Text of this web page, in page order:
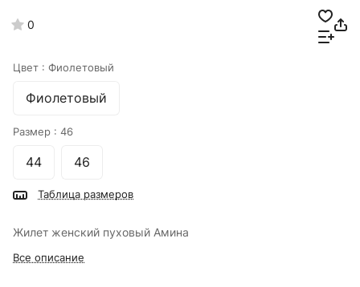
0
Цвет : Фиолетовый
Фиолетовый
Размер : 46
44 46
Таблица размеров
Жилет женский пуховый Амина
Все описание